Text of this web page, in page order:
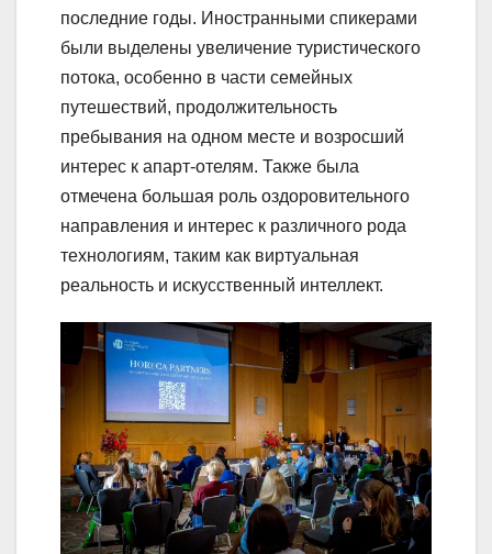
последние годы. Иностранными спикерами
были выделены увеличение туристического
потока, особенно в части семейных
путешествий, продолжительность
пребывания на одном месте и возросший
интерес к апарт-отелям. Также была
отмечена большая роль оздоровительного
направления и интерес к различного рода
технологиям, таким как виртуальная
реальность и искусственный интеллект.